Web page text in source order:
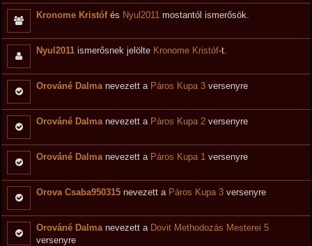
Kronome Kristófés Nyul2011 mostantól ismerősök.
Nyul2011 ismerősnek jelölte Kronome Kristóf-t.
Orováné Dalma nevezett a Páros Kupa 3 versenyre
Orováné Dalma nevezett a Páros Kupa 2 versenyre
Orováné Dalma nevezett a Páros Kupa 1 versenyre
Orova Csaba950315 nevezett a Páros Kupa 3 versenyre
Orováné Dalma nevezett a Dovit Methodozás Mesterei 5
versenyre